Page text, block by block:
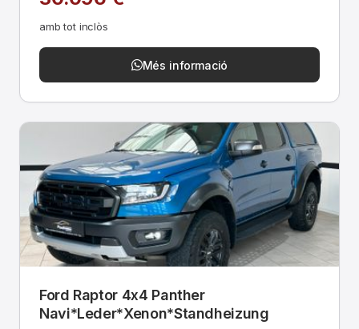
amb tot inclòs
Més informació
Ford Raptor 4x4 Panther
Navi*Leder*Xenon*Standheizung